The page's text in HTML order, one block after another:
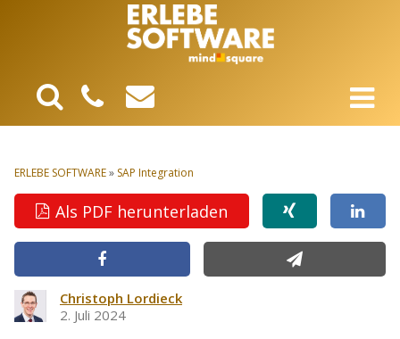
ERLEBE SOFTWARE» SAP Integration
Als PDF herunterladen
Christoph Lordieck
2. Juli 2024